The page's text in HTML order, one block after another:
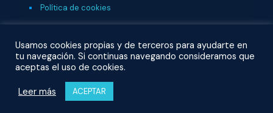
Política de cookies
Usamos cookies propias y de terceros para ayudarte en
tu navegación. Si continuas navegando consideramos que
aceptas el uso de cookies.
Leer más
ACEPTAR